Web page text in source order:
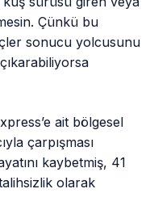
Çünkü bu
sonucu yolcusunu
ait bölgesel
çarpışması
kaybetmiş, 41
olarak